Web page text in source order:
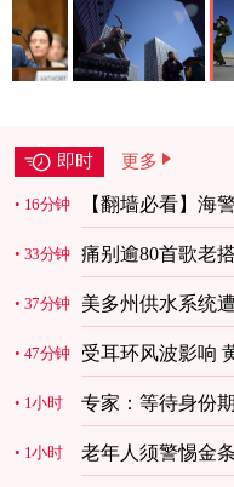
即时 更多
16分钟 【翻墙必看】海
33分钟 痛别逾80首歌老
37分钟 美多州供水系统
47分钟 受耳环风波影响
1小时 专家：等待身份
1小时 老年人须警惕金